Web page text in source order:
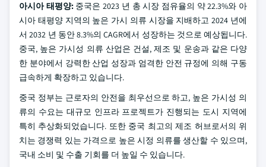
아시아 태평양:중국은 2023 년 총 시장 점유율의 약 22.3%와 아
시아 태평양 지역의 높은 가시 의류 시장을 지배하고 2024 년에
서 2032 년 동안 8.3%의 CAGR에서 성장하는 것으로 예상됩니다.
중국, 높은 가시성 의류 산업은 건설, 제조 및 운송과 같은 다양
한 분야에서 강력한 산업 성장과 엄격한 안전 규정에 의해 구동
급속하게 확장하고 있습니다.
중국 정부는 근로자의 안전을 최우선으로 하고, 높은 가시성 의
류의 수요는 대규모 인프라 프로젝트가 진행되는 도시 지역에
특히 추상화되었습니다. 또한 중국 최고의 제조 허브로서의 위
치는 경쟁력 있는 가격으로 높은 시정 의류를 생산할 수 있으며,
국내 소비 및 수출 기회를 더 높일 수 있습니다.